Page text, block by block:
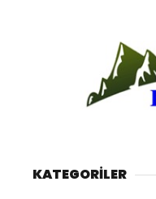
KATEGORİLER